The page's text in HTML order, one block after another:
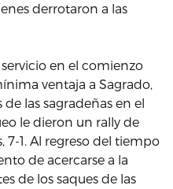
derrotaron a las
en el comienzo
ventaja a Sagrado,
las sagradeñas en el
le dieron un rally de
7-1. Al regreso del tiempo
de acercarse a la
de los saques de las